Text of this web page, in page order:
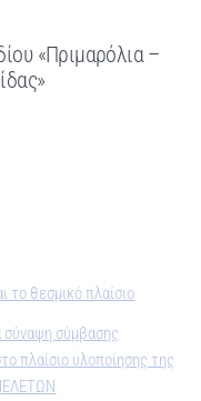
«Πριμαρόλια –
το θεσμικό πλαίσιο
σύναψη σύμβασης
πλαίσιο υλοποίησης της